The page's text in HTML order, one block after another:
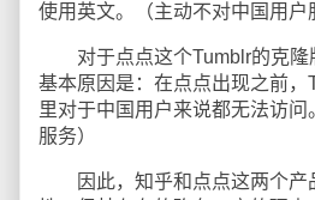
使用英文。（主动不对中国用户
对于点点这个Tumblr的克隆
基本原因是：在点点出现之前，
里对于中国用户来说都无法访
服务）
因此，知乎和点点这两个产